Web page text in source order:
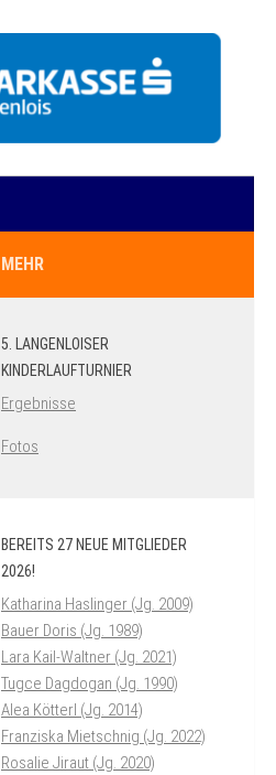
MEHR
5. LANGENLOISER
KINDERLAUFTURNIER
Ergebnisse
Fotos
BEREITS 27 NEUE MITGLIEDER
2026!
Katharina Haslinger (Jg. 2009)
Bauer Doris (Jg. 1989)
Lara Kail-Waltner (Jg. 2021)
Tugce Dagdogan (Jg. 1990)
Alea Kötterl (Jg. 2014)
Franziska Mietschnig (Jg. 2022)
Rosalie Jiraut (Jg. 2020)